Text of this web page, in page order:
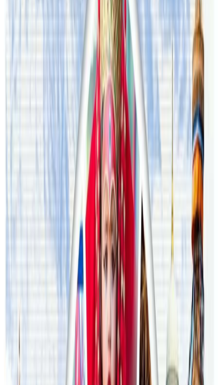
info@nepaltube.com.au
प्रतिक्रिया दिनुहोस
#Covid in Nepali in Australia #NRNA Australia #RAT
सम्बन्धित समाचार
अष्ट्रेलियामा नर्सको तलब पाँचौं पटक वृद्धि
अस्ट्रेलियामा विवाह घट्यो, बढ्यो सम्बन्धविच्छेद
२०२६ जुलाई २९
थापाथलीबाट अष्ट्रेलियाका घरको डिजाइन
अष्ट्रेलियामा मन्त्रालयका कर्मचारीले भ्रष्टाचार गरेको
भेटिएपछि शिक्षा मन्त्रीले दिइन् राजीनामा